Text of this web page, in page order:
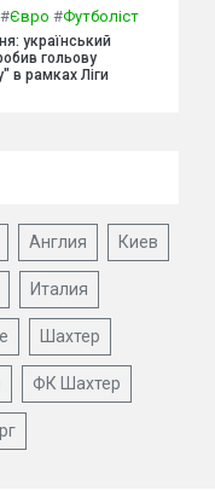
#Євро #Футболіст
український
гольову
в рамках Ліги
Англия Киев
Италия
Шахтер
ФК Шахтер